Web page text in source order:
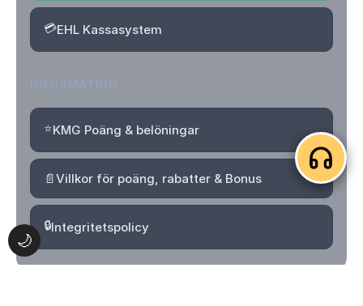
🌙
💳EHL Kassasystem
⭐KMG Poäng & belöningar
📄Villkor för poäng, rabatter & Bonus
🔒Integritetspolicy